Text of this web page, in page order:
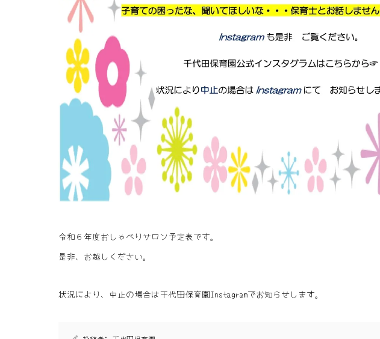
令和６年度おしゃべりサロン予定表です。
是非、お越しください。
状況により、中止の場合は千代田保育園Instagramでお知らせします。